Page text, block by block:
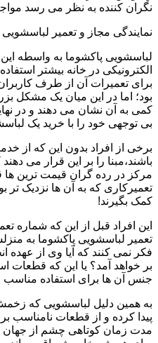
نگران کننده به نظر می رسد
نمایندگی مجاز و تعمیر لباسشویی
لباسشویی پاکشوما به واسطه
الکترونیکی در خانه بیشتر
برای تعمیرات آن از طرف
بود؛ اما در این میان یک مشکل
کمی به آن نشان می دهند و در
بی توجهی خود را با خرید یک
برخی از افراد بدون این که از
باشند،مبنا را بر این قرار می
مرکز در رده گران قیمت ترین ها
تعمیرکاری که به آن ها نزدیک تر
کمک بگیرند!
این افراد قبل از این که شماره
تعمیر لباسشویی پاکشوما به
فکر نمی کنند که آیا وی از عهده
بر خواهد آمد؟ یا این که قطعات
جنس آن ها برای استفاده مناسب
به همین دلیل لباسشویی که
پیدا کرده و از قطعات نامناسب
مدت زمان کوتاهی چشم از جهان